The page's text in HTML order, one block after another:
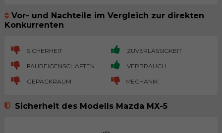
Vor- und Nachteile im Vergleich zur direkten
Konkurrenten
SICHERHEIT ZUVERLÄSSIGKEIT
FAHREIGENSCHAFTEN VERBRAUCH
GEPÄCKRAUM MECHANIK
Sicherheit des Modells Mazda MX-5